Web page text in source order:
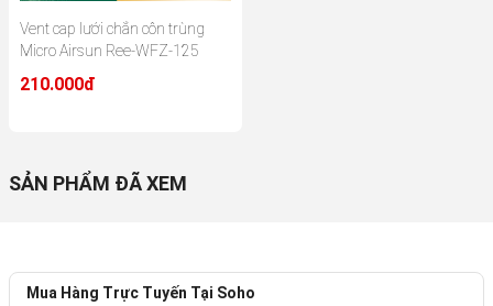
Vent cap lưới chắn côn trùng
Micro Airsun Ree-WFZ-125
210.000đ
SẢN PHẨM ĐÃ XEM
Mua Hàng Trực Tuyến Tại Soho